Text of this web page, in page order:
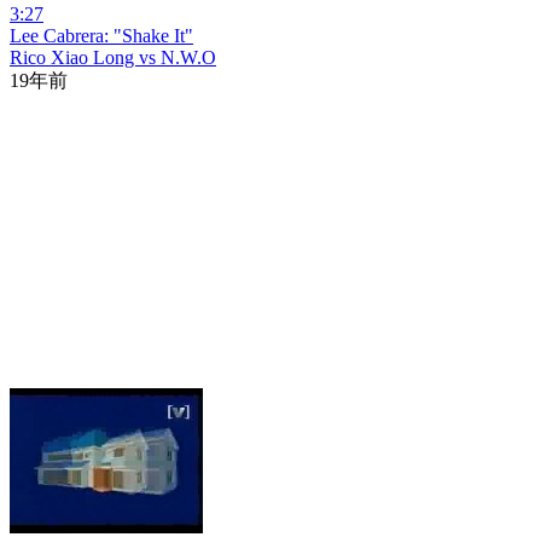
3:27
Lee Cabrera: "Shake It"
Rico Xiao Long vs N.W.O
19年前